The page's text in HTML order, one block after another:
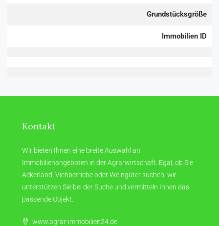
Grundstücksgröße
Immobilien ID
Kontakt
Wir bieten Ihnen eine breite Auswahl an
Immobilienangeboten in der Agrarwirtschaft. Egal, ob Sie
Ackerland, Viehbetriebe oder Weingüter suchen, wir
unterstützen Sie bei der Suche und vermitteln Ihnen das
passende Objekt.
www.agrar-immobilien24.de